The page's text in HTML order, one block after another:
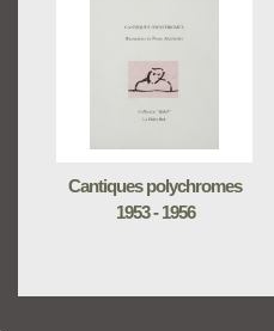
Cantiques polychromes
1953 - 1956